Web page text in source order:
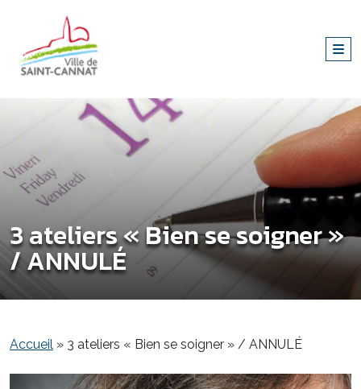
3 ateliers « Bien se soigner »
/ ANNULÉ
Accueil » 3 ateliers « Bien se soigner » / ANNULÉ